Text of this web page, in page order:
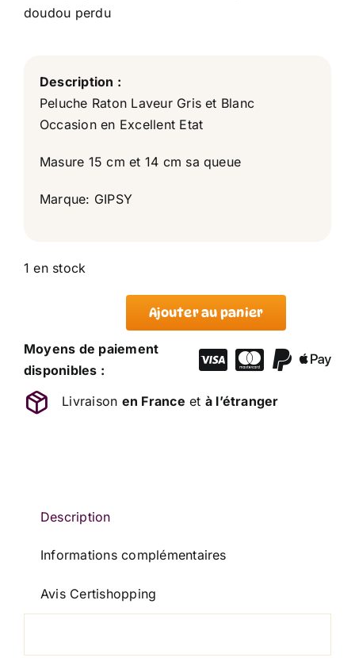
doudou perdu
Description :
Peluche Raton Laveur Gris et Blanc
Occasion en Excellent Etat
Masure 15 cm et 14 cm sa queue
Marque: GIPSY
1 en stock
de
Peluche
Laveur
Ajouter au panier
Moyens de paiement
disponibles :
Livraison en France et à l’étranger
Description
Informations complémentaires
Avis Certishopping